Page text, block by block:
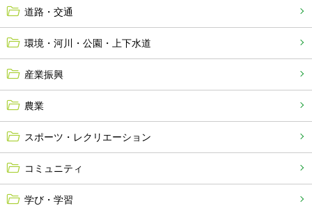
道路・交通
環境・河川・公園・上下水道
産業振興
農業
スポーツ・レクリエーション
コミュニティ
学び・学習